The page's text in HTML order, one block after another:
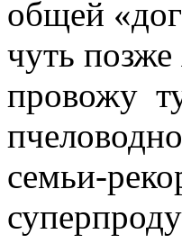
общей
чуть
провожу
семьи-